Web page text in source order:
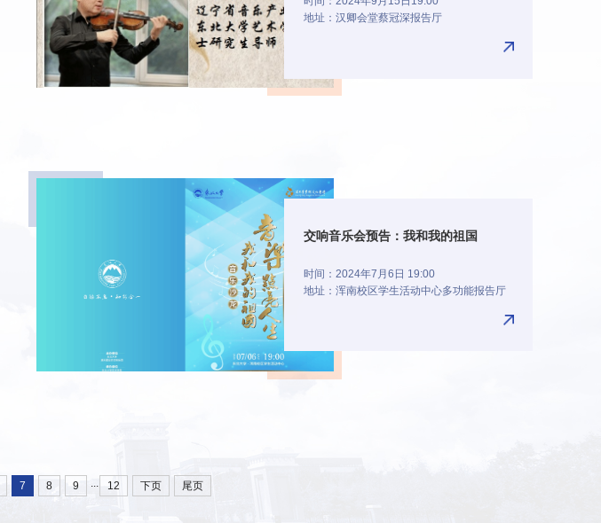
地址：汉卿会堂蔡冠深报告厅
交响音乐会预告：我和我的祖国
时间：2024年7月6日 19:00
地址：浑南校区学生活动中心多功能报告厅
7 8 9 ... 12 下页 尾页